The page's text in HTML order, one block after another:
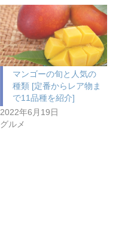
マンゴーの旬と人気の
種類 [定番からレア物ま
で11品種を紹介]
2022年6月19日
グルメ